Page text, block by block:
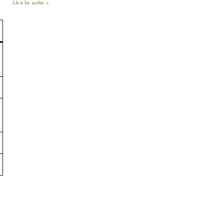
Lire la suite »